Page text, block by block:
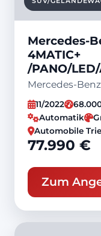
Mercedes-
4MATIC+
/PANO/
Mercedes-
11/2022
Automatik
Automobile
77.990 €
Zum